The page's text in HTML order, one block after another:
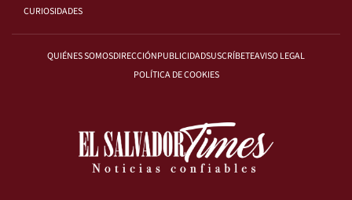
CURIOSIDADES
QUIÉNES SOMOSDIRECCIÓNPUBLICIDADSUSCRÍBETEAVISO LEGAL
POLÍTICA DE COOKIES